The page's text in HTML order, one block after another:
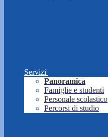
Servizi
Panoramica
Famiglie e studenti
Personale scolastico
Percorsi di studio